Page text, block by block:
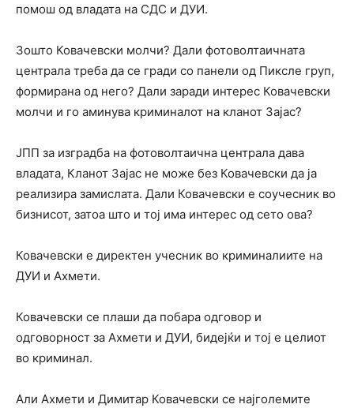
помош од владата на СДС и ДУИ.
Зошто Ковачевски молчи? Дали фотоволтаичната
централа треба да се гради со панели од Пиксле груп,
формирана од него? Дали заради интерес Ковачевски
молчи и го аминува криминалот на кланот Зајас?
ЈПП за изградба на фотоволтаична централа дава
владата, Кланот Зајас не може без Ковачевски да ја
реализира замислата. Дали Ковачевски е соучесник во
бизнисот, затоа што и тој има интерес од сето ова?
Ковачевски е директен учесник во криминалиите на
ДУИ и Ахмети.
Ковачевски се плаши да побара одговор и
одговорност за Ахмети и ДУИ, бидејќи и тој е целиот
во криминал.
Али Ахмети и Димитар Ковачевски се најголемите